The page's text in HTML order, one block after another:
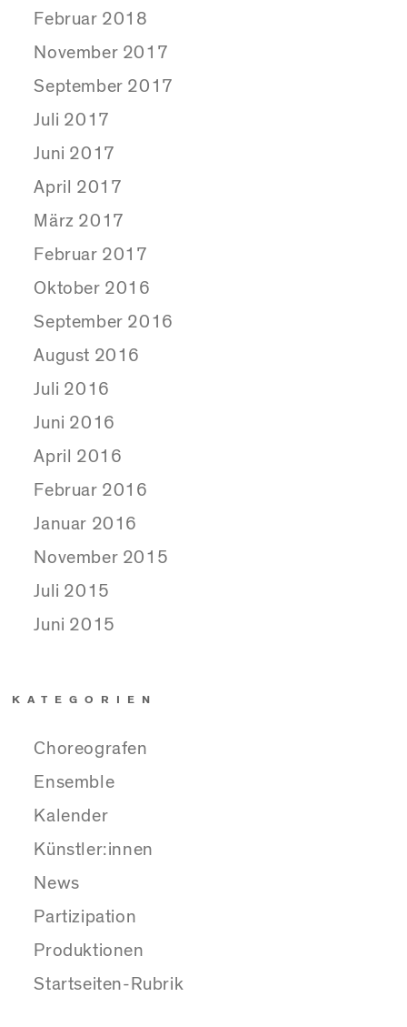
Februar 2018
November 2017
September 2017
Juli 2017
Juni 2017
April 2017
März 2017
Februar 2017
Oktober 2016
September 2016
August 2016
Juli 2016
Juni 2016
April 2016
Februar 2016
Januar 2016
November 2015
Juli 2015
Juni 2015
KATEGORIEN
Choreografen
Ensemble
Kalender
Künstler:innen
News
Partizipation
Produktionen
Startseiten-Rubrik